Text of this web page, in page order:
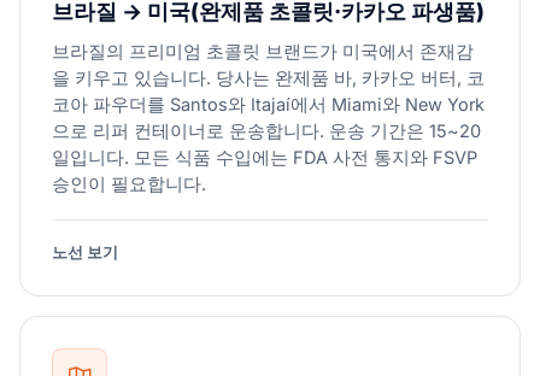
브라질 → 미국(완제품 초콜릿·카카오 파생품)
브라질의 프리미엄 초콜릿 브랜드가 미국에서 존재감
을 키우고 있습니다. 당사는 완제품 바, 카카오 버터, 코
코아 파우더를 Santos와 Itajaí에서 Miami와 New York
으로 리퍼 컨테이너로 운송합니다. 운송 기간은 15~20
일입니다. 모든 식품 수입에는 FDA 사전 통지와 FSVP
승인이 필요합니다.
노선 보기